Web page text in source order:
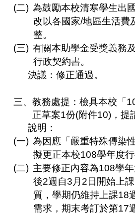
(二) 為鼓勵本校清寒學生出
改以各國家/地區生活費
整。
(三) 有關本助學金受獎義務
行政契約書。
決議：修正通過。
三、 教務處提：檢具本校「
正草案1份(附件10)，提
說明：
(一) 為因應「嚴重特殊傳染
擬更正本校108學年度行
(二) 主要修正內容為108學
後2週自3 月 2 日開始上
質，學期仍維持上課18
需求，期末考訂於第17